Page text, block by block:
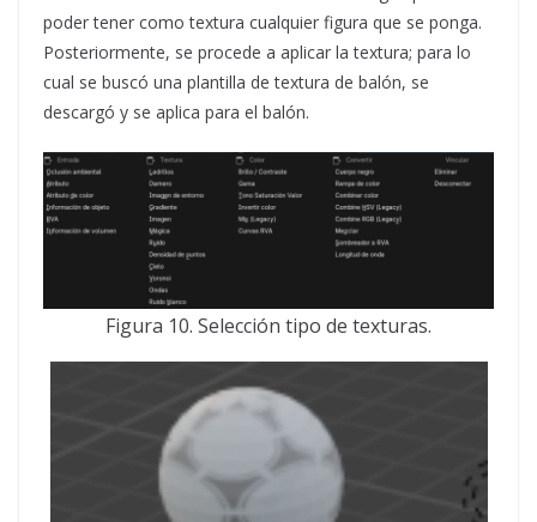
poder tener como textura cualquier figura que se ponga.
Posteriormente, se procede a aplicar la textura; para lo
cual se buscó una plantilla de textura de balón, se
descargó y se aplica para el balón.
Figura 10. Selección tipo de texturas.